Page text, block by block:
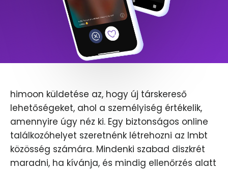
himoon küldetése az, hogy új társkereső
lehetőségeket, ahol a személyiség értékelik,
amennyire úgy néz ki. Egy biztonságos online
találkozóhelyet szeretnénk létrehozni az lmbt
közösség számára. Mindenki szabad diszkrét
maradni, ha kívánja, és mindig ellenőrzés alatt